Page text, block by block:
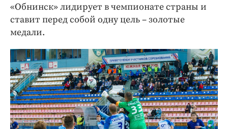
«Обнинск» лидирует в чемпионате страны и
ставит перед собой одну цель – золотые
медали.